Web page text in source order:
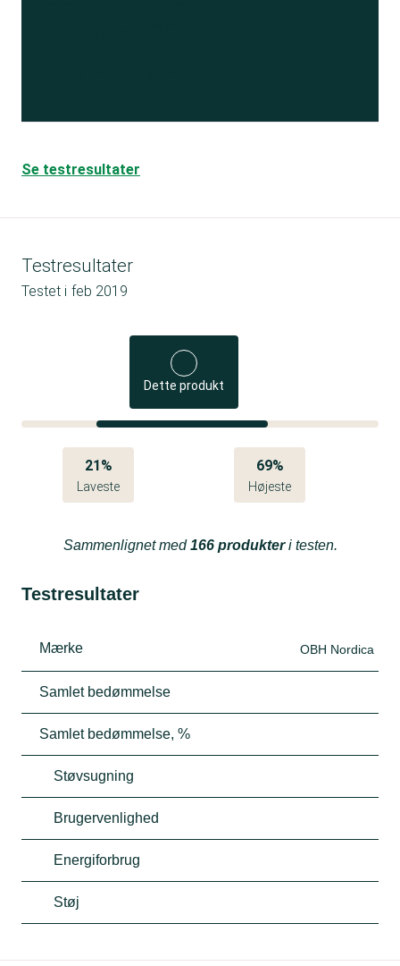
Se testresultater
Testresultater
Testet i feb 2019
Dette produkt
21%
Laveste
69%
Højeste
Sammenlignet med166 produkteri testen.
Testresultater
Mærke OBH Nordica
Samlet bedømmelse
Samlet bedømmelse, %
Støvsugning
Brugervenlighed
Energiforbrug
Støj